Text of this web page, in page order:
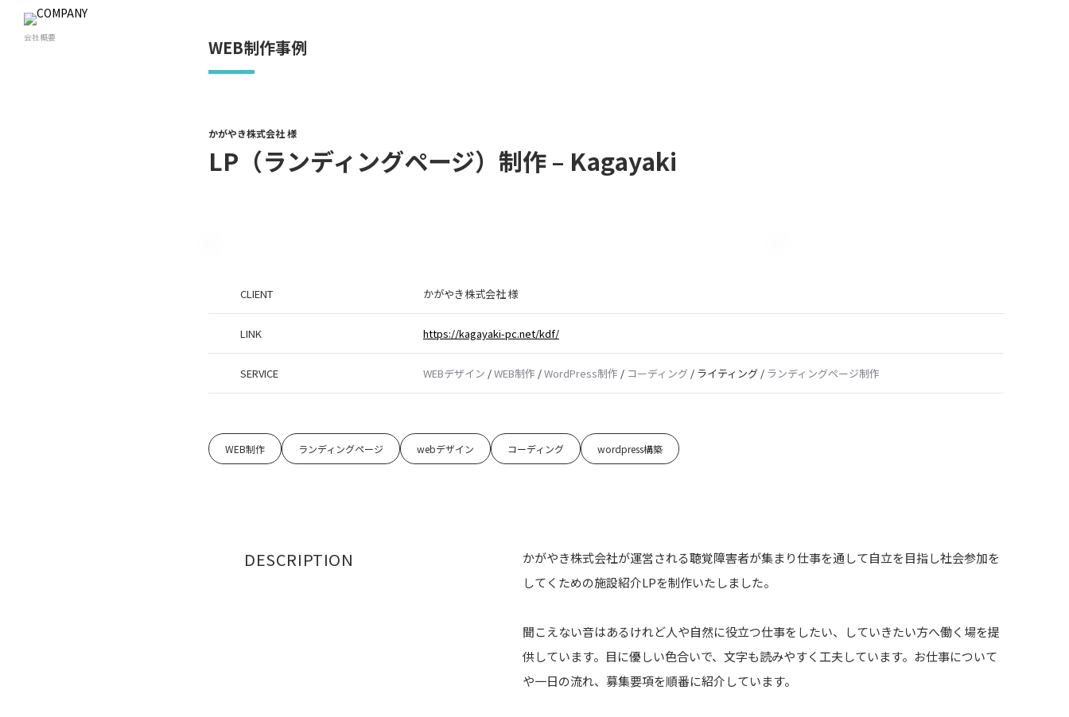
会社概要 WEB制作事例
かがやき株式会社 様
LP（ランディングページ）制作 – Kagayaki
CLIENT かがやき株式会社 様
LINK https://kagayaki-pc.net/kdf/
SERVICE WEBデザイン /WEB制作 /WordPress制作 / コーディング / ライティング / ランディングページ制作
WEB制作 ランディングページ webデザイン コーディング wordpress構築
DESCRIPTION
かがやき株式会社が運営される聴覚障害者が集まり仕事を通して自立を目指し社会参加を
してくための施設紹介LPを制作いたしました。
聞こえない音はあるけれど人や自然に役立つ仕事をしたい、していきたい方へ働く場を提
供しています。目に優しい色合いで、文字も読みやすく工夫しています。お仕事について
や一日の流れ、募集要項を順番に紹介しています。